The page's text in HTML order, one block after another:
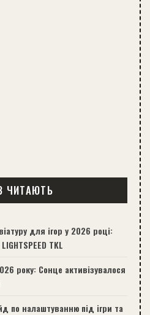
ЧИТАЮТЬ
для ігор у 2026 році:
TKL
року: Сонце активізувалося
по налаштуванню під ігри та